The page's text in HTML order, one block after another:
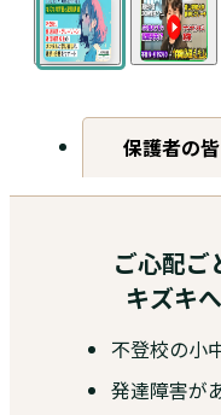
保護者の
ご心配ご
キズキ
不登校の小
発達障害が